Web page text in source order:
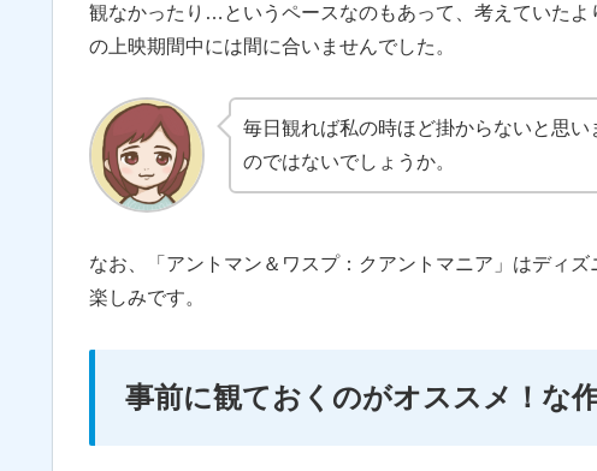
観なかったり…というペースなのもあって、考えていた
の上映期間中には間に合いませんでした。
毎日観れば私の時ほど掛からないと思
のではないでしょうか。
なお、「アントマン＆ワスプ：クアントマニア」はディ
楽しみです。
事前に観ておくのがオススメ！な